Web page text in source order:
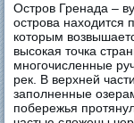
Остров Гренада –
острова находится
которым
высокая точка
многочисленные
рек. В верхней
заполненные
побережья